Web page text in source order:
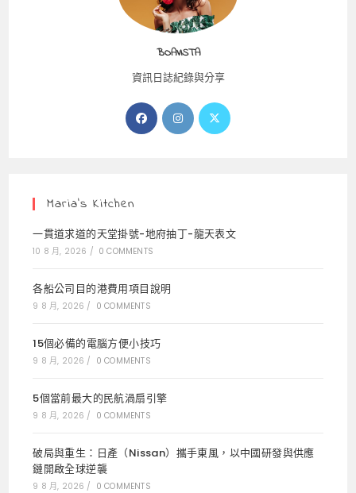
BOAVISTA
資訊日誌紀錄與分享
Opens
in
Opens
in
Opens
Maria’s Kitchen
一貫道求道的天堂掛號-地府抽丁-龍天表文
10 8 月, 2026 / 0 COMMENTS
各船公司目的港費用項目說明
9 8 月, 2026 / 0 COMMENTS
15個必備的電腦方便小技巧
9 8 月, 2026 / 0 COMMENTS
5個當前最大的民航渦扇引擎
9 8 月, 2026 / 0 COMMENTS
破局與重生：日產（Nissan）攜手東風，以中國研發與供應
鏈開啟全球逆襲
9 8 月, 2026 / 0 COMMENTS